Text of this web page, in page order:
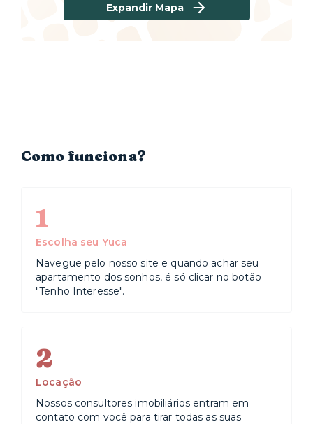
Expandir Mapa
Como funciona?
1
Escolha seu Yuca
Navegue pelo nosso site e quando achar seu
apartamento dos sonhos, é só clicar no botão
"Tenho Interesse".
2
Locação
Nossos consultores imobiliários entram em
contato com você para tirar todas as suas